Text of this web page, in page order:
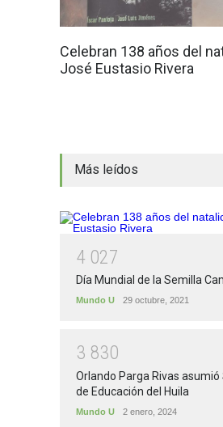
Celebran 138 años del
José Eustasio Rivera
Más leídos
4 027
Día Mundial de la Semilla
Mundo U 29 octubre, 2021
3 830
Orlando Parga Rivas
de Educación del Huila
Mundo U 2 enero, 2024